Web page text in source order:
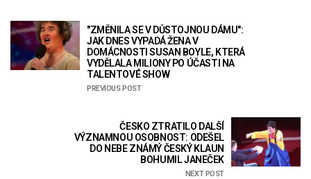
"ZMĚNILA SE V DŮSTOJNOU DÁMU":
JAK DNES VYPADÁ ŽENA V
DOMÁCNOSTI SUSAN BOYLE, KTERÁ
VYDĚLALA MILIONY PO ÚČASTI NA
TALENTOVÉ SHOW
PREVIOUS POST
ČESKO ZTRATILO DALŠÍ
VÝZNAMNOU OSOBNOST: ODEŠEL
DO NEBE ZNÁMÝ ČESKÝ KLAUN
BOHUMIL JANEČEK
NEXT POST